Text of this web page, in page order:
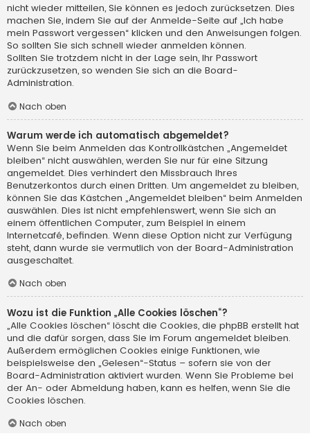
nicht wieder mitteilen, Sie können es jedoch zurücksetzen. Dies
machen Sie, indem Sie auf der Anmelde-Seite auf „Ich habe
mein Passwort vergessen“ klicken und den Anweisungen folgen.
So sollten Sie sich schnell wieder anmelden können.
Sollten Sie trotzdem nicht in der Lage sein, Ihr Passwort
zurückzusetzen, so wenden Sie sich an die Board-
Administration.
Nach oben
Warum werde ich automatisch abgemeldet?
Wenn Sie beim Anmelden das Kontrollkästchen „Angemeldet
bleiben“ nicht auswählen, werden Sie nur für eine Sitzung
angemeldet. Dies verhindert den Missbrauch Ihres
Benutzerkontos durch einen Dritten. Um angemeldet zu bleiben,
können Sie das Kästchen „Angemeldet bleiben“ beim Anmelden
auswählen. Dies ist nicht empfehlenswert, wenn Sie sich an
einem öffentlichen Computer, zum Beispiel in einem
Internetcafé, befinden. Wenn diese Option nicht zur Verfügung
steht, dann wurde sie vermutlich von der Board-Administration
ausgeschaltet.
Nach oben
Wozu ist die Funktion „Alle Cookies löschen“?
„Alle Cookies löschen“ löscht die Cookies, die phpBB erstellt hat
und die dafür sorgen, dass Sie im Forum angemeldet bleiben.
Außerdem ermöglichen Cookies einige Funktionen, wie
beispielsweise den „Gelesen“-Status – sofern sie von der
Board-Administration aktiviert wurden. Wenn Sie Probleme bei
der An- oder Abmeldung haben, kann es helfen, wenn Sie die
Cookies löschen.
Nach oben